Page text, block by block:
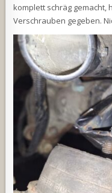
komplett schräg gemacht,
Verschrauben gegeben.